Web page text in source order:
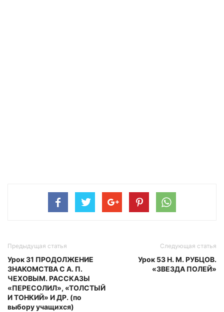
Предыдущая статья
Урок 31 ПРОДОЛЖЕНИЕ
ЗНАКОМСТВА С А. П.
ЧЕХОВЫМ. РАССКАЗЫ
«ПЕРЕСОЛИЛ», «ТОЛСТЫЙ
И ТОНКИЙ» И ДР. (по
выбору учащихся)
Следующая статья
Урок 53 Н. М. РУБЦОВ.
«ЗВЕЗДА ПОЛЕЙ»